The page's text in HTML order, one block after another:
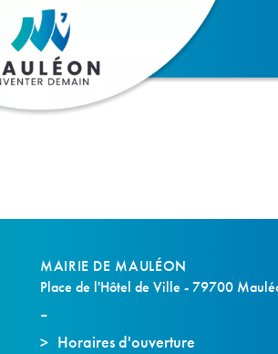
MAIRIE DE MAULÉON
Place de l'Hôtel de Ville - 79700
Horaires d'ouverture